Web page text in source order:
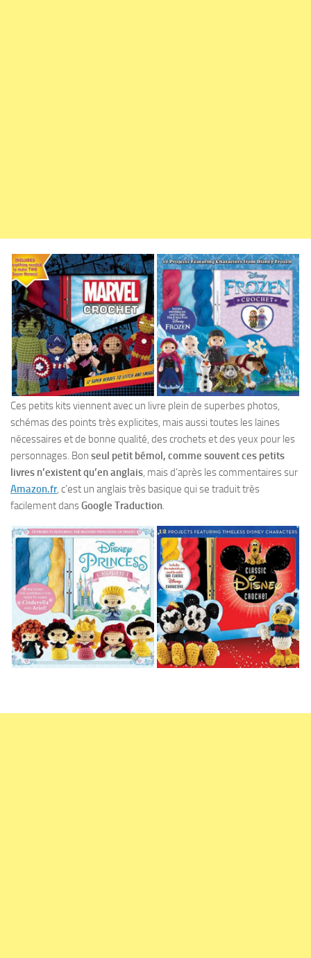
Ces petits kits viennent avec un livre plein de superbes photos,
schémas des points très explicites, mais aussi toutes les laines
nécessaires et de bonne qualité, des crochets et des yeux pour les
personnages. Bon seul petit bémol, comme souvent ces petits
livres n’existent qu’en anglais, mais d’après les commentaires sur
Amazon.fr, c’est un anglais très basique qui se traduit très
facilement dansGoogle Traduction.